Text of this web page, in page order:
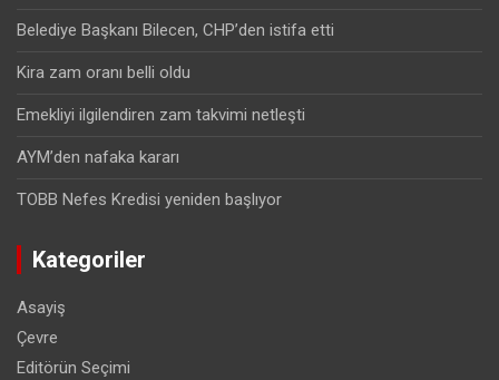
Belediye Başkanı Bilecen, CHP’den istifa etti
Kira zam oranı belli oldu
Emekliyi ilgilendiren zam takvimi netleşti
AYM’den nafaka kararı
TOBB Nefes Kredisi yeniden başlıyor
Kategoriler
Asayiş
Çevre
Editörün Seçimi